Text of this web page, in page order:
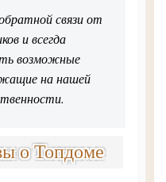
связи от
и всегда
возможные
на нашей
о Топдоме